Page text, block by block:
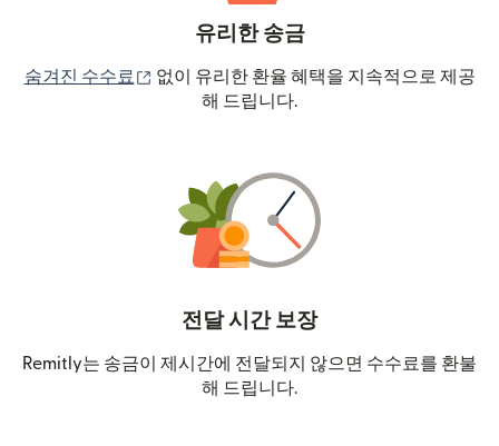
유리한 송금
숨겨진 수수료 (새 창에서 열림)
없이 유리한 환율 혜택을 지속적으로 제공
해 드립니다.
전달 시간 보장
Remitly는 송금이 제시간에 전달되지 않으면 수수료를 환불
해 드립니다.